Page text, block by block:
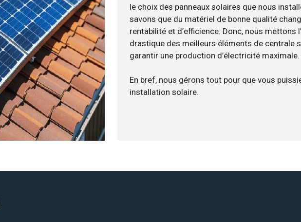
le choix des panneaux solaires que nous
savons que du matériel de bonne qualité
rentabilité et d’efficience. Donc, nous mettons
drastique des meilleurs éléments de centrale
garantir une production d’électricité maximale.
En bref, nous gérons tout pour que vous
installation solaire.